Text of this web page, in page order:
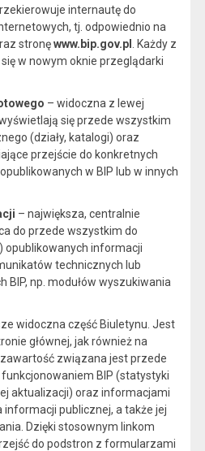
internautę do
tj. odpowiednio na
stronęwww.bip.gov.pl . Każdy z
w nowym oknie przeglądarki
– widoczna z lewej
się przede wszystkim
(działy, katalogi) oraz
przejście do konkretnych
w BIP lub w innych
– największa, centralnie
do przede wszystkim do
opublikowanych informacji
technicznych lub
np. modułów wyszukiwania
widoczna część Biuletynu. Jest
głównej, jak również na
związana jest przede
BIP (statystyki
aktualizacji) oraz informacjami
publicznej, a także jej
Dzięki stosownym linkom
do podstron z formularzami